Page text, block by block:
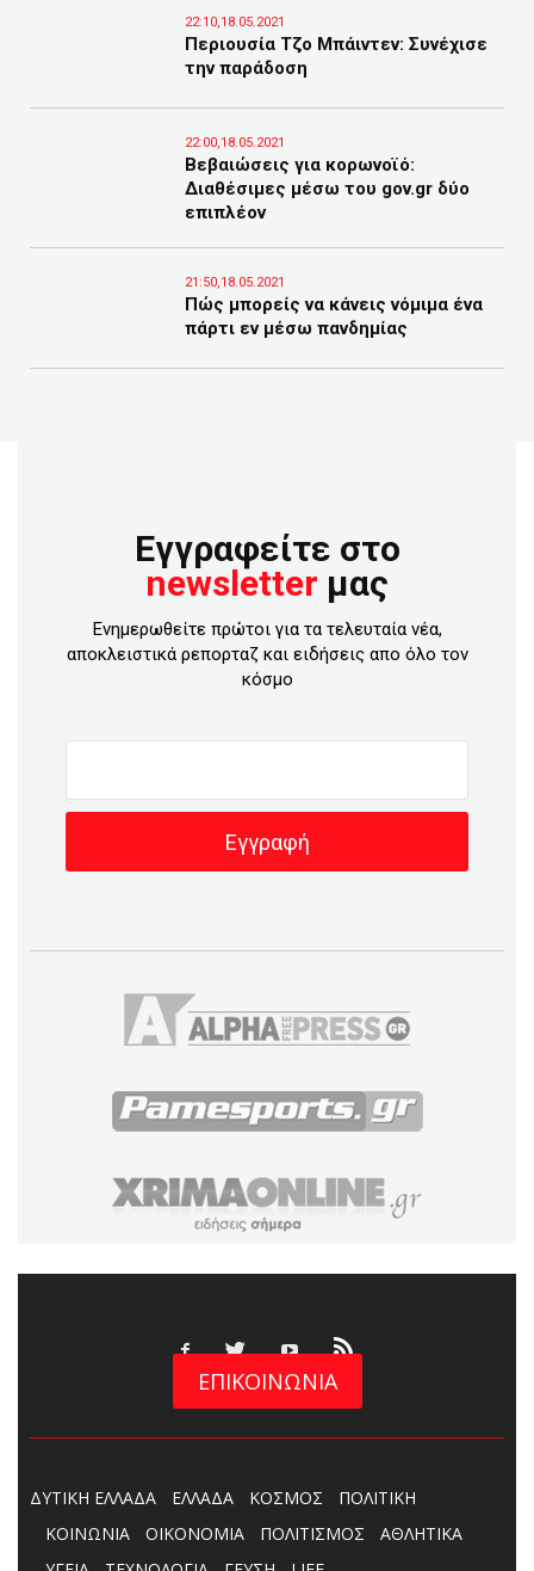
22:10,18.05.2021
Περιουσία Τζο Μπάιντεν: Συνέχισε
την παράδοση
22:00,18.05.2021
Βεβαιώσεις για κορωνοϊό:
Διαθέσιμες μέσω του gov.gr δύο
επιπλέον
21:50,18.05.2021
Πώς μπορείς να κάνεις νόμιμα ένα
πάρτι εν μέσω πανδημίας
Εγγραφείτε στο
newsletter μας
Ενημερωθείτε πρώτοι για τα τελευταία νέα,
αποκλειστικά ρεπορταζ και ειδήσεις απο όλο τον
κόσμο
ΕΠΙΚΟΙΝΩΝΙΑ
ΔΥΤΙΚΗ ΕΛΛΑΔΑ ΕΛΛΑΔΑ ΚΟΣΜΟΣ
ΠΟΛΙΤΙΚΗ
ΚΟΙΝΩΝΙΑ
ΟΙΚΟΝΟΜΙΑ ΠΟΛΙΤΙΣΜΟΣ
ΑΘΛΗΤΙΚΑ